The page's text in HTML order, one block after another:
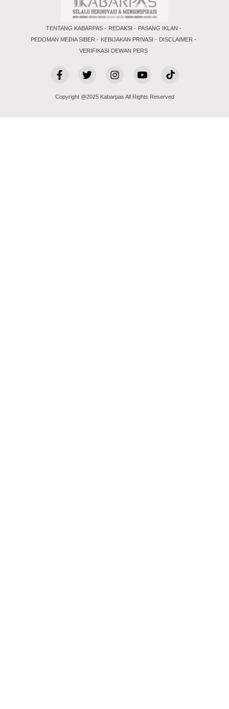
TENTANG KABARPAS REDAKSI
PASANG IKLAN
PEDOMAN MEDIA SIBER
KEBIJAKAN PRIVASI
DISCLAIMER
VERIFIKASI DEWAN PERS
Copyright @2025 Kabarpas All Rights Reserved